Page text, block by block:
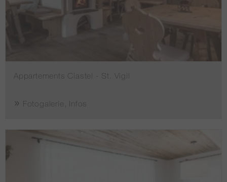
Appartements Ciastel - St. Vigil
Fotogalerie, Infos